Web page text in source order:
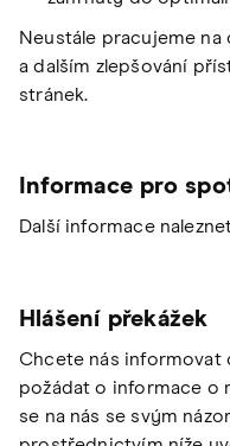
Neustále pracujeme
a dalším zlepšování
stránek.
Informace pro
Další informace
Hlášení překážek
Chcete nás informovat
požádat o informace o
se na nás se svým